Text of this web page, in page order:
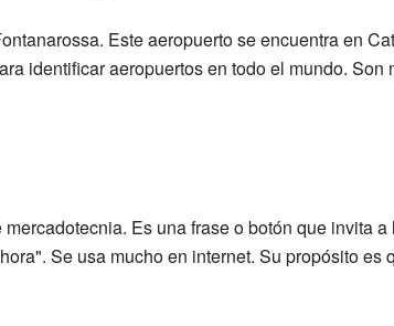
Este aeropuerto se encuentra en
identificar aeropuertos en todo el mundo. Son
Es una frase o botón que invita a
Se usa mucho en internet. Su propósito es